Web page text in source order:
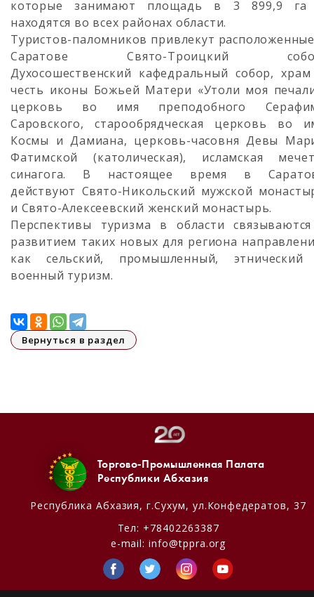
которые занимают площадь в 3 899,9
находятся во всех районах области.
Туристов-паломников привлекут
Саратове Свято-Троицкий
Духосошественский кафедральный собор,
честь иконы Божьей Матери «Утоли моя
церковь во имя преподобного
Саровского, старообрядческая церковь во
Космы и Дамиана, церковь-часовня Девы
Фатимской (католическая), исламская
синагога. В настоящее время в
действуют Свято-Никольский мужской
и Свято-Алексеевский женский монастырь.
Перспективы туризма в области
развитием таких новых для региона
как сельский, промышленный,
военный туризм.
Вернуться в раздел
Торгово-Промышленная Палата
Республики Абхазия
Республика Абхазия, г.Сухум, ул.Конфедератов, 37
Тел: +78402263387
e-mail:info@tppra.org